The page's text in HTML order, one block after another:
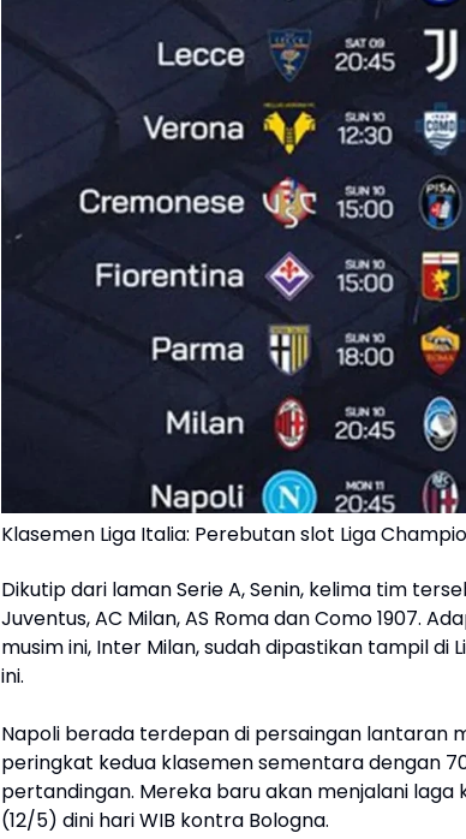
Klasemen Liga Italia: Perebutan slot Liga
Dikutip dari laman Serie A, Senin, kelima tim
Juventus, AC Milan, AS Roma dan Como 1907.
musim ini, Inter Milan, sudah dipastikan tampil di
ini.
Napoli berada terdepan di persaingan lantaran
peringkat kedua klasemen sementara dengan
pertandingan. Mereka baru akan menjalani laga
(12/5) dini hari WIB kontra Bologna.